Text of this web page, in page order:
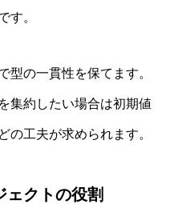
す。
型の一貫性を保てます。
集約したい場合は初期値
の工夫が求められます。
ェクトの役割